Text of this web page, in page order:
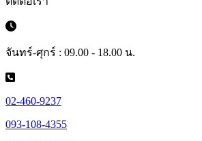
จันทร์-ศุกร์ : 09.00 - 18.00 น.
02-460-9237
093-108-4355